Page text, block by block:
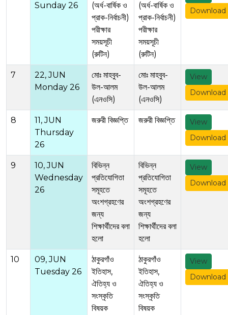
Sunday 26
(অর্ধ-বার্ষিক ও
প্রাক-নির্বাচনী)
পরীক্ষার
সময়সূচী
(রুটিন)
(অর্ধ-বার্ষিক ও
প্রাক-নির্বাচনী)
পরীক্ষার
সময়সূচী
(রুটিন)
Download
7
22, JUN
Monday 26
মোঃ মাহবুব-
উল-আলম
(এনওসি)
মোঃ মাহবুব-
উল-আলম
(এনওসি)
View
Download
8
11, JUN
Thursday
26
জরুরী বিজ্ঞপ্তি জরুরী বিজ্ঞপ্তি
View
Download
9
10, JUN
Wednesday
26
বিভিন্ন
প্রতিযোগিতা
সমূহতে
অংশগ্রহণের
জন্য
শিক্ষার্থীদের বলা
হলো
বিভিন্ন
প্রতিযোগিতা
সমূহতে
অংশগ্রহণের
জন্য
শিক্ষার্থীদের বলা
হলো
View
Download
10
09, JUN
Tuesday 26
ঠাকুরগাঁও
ইতিহাস,
ঐতিহ্য ও
সংস্কৃতি
বিষয়ক
ঠাকুরগাঁও
ইতিহাস,
ঐতিহ্য ও
সংস্কৃতি
বিষয়ক
View
Download